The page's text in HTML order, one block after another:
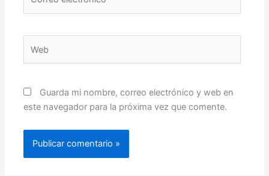
electrónico*
Guarda mi nombre, correo electrónico y web en
este navegador para la próxima vez que comente.